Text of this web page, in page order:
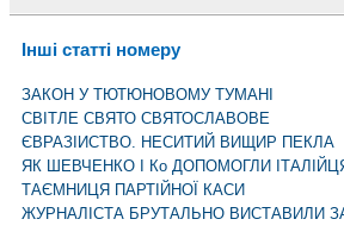
Інші статті номеру
ЗАКОН У ТЮТЮНОВОМУ ТУМАНІ
СВІТЛЕ СВЯТО СВЯТОСЛАВОВЕ
ЄВРАЗІИСТВО. НЕСИТИЙ ВИЩИР ПЕКЛА
ЯК ШЕВЧЕНКО І Ко ДОПОМОГЛИ
ТАЄМНИЦЯ ПАРТІЙНОЇ КАСИ
ЖУРНАЛІСТА БРУТАЛЬНО ВИСТАВИЛИ